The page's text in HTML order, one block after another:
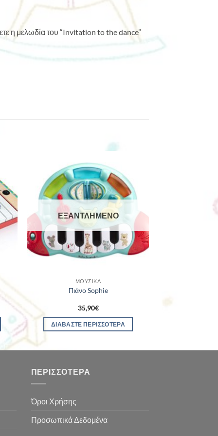
η μελωδία του “Invitation to the dance”
ΕΞΑΝΤΛΗΜΈΝΟ
ΜΟΥΣΙΚΆ
Πιάνο Sophie
35,90€
ΔΙΑΒΆΣΤΕ ΠΕΡΙΣΣΌΤΕΡΑ
ΠΕΡΙΣΣΌΤΕΡΑ
Όροι Χρήσης
Προσωπικά Δεδομένα